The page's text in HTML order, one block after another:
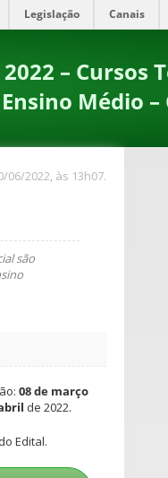
Legislação Canais
– Cursos
Médio
2022, às 13h07.
são
08 de março
de 2022.
Edital.